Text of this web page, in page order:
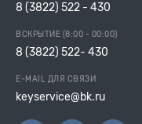
8 (3822) 522 - 430
ВСКРЫТИЕ (8:00 - 00:00)
8 (3822) 522- 430
E-MAIL ДЛЯ СВЯЗИ
keyservice@bk.ru